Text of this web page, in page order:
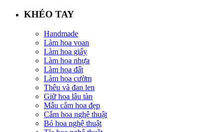
KHÉO TAY
Handmade
Làm hoa voan
Làm hoa giấy
Làm hoa nhựa
Làm hoa đất
Làm hoa cườm
Thêu và đan len
Giữ hoa lâu tàn
Mẫu cắm hoa đẹp
Cắm hoa nghệ thuật
Bó hoa nghệ thuật